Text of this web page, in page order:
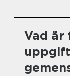
Vad är